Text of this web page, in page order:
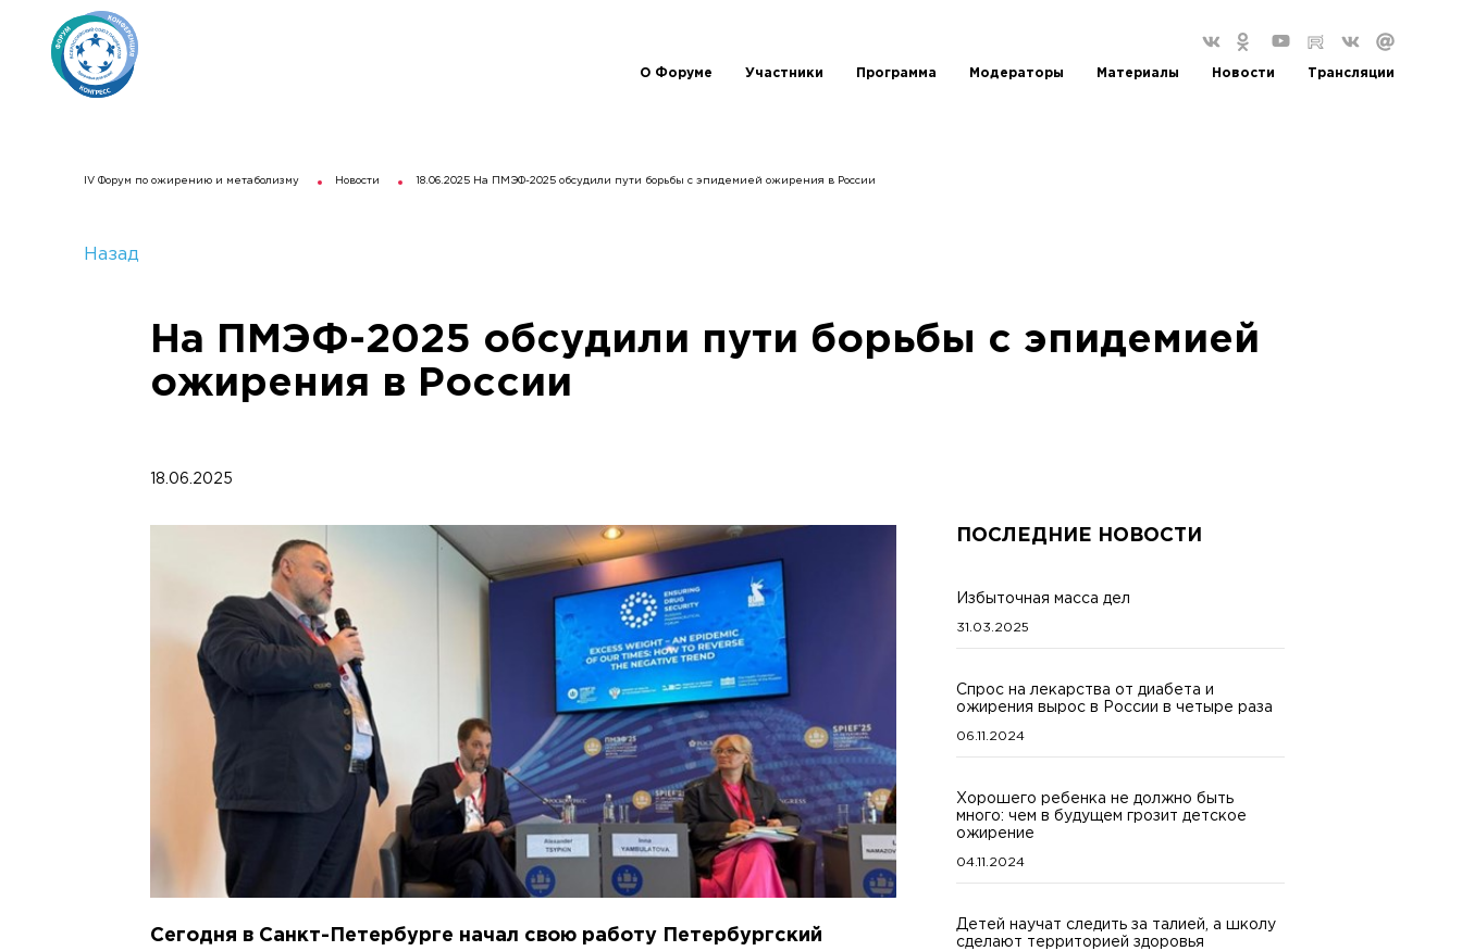
О Форуме Участники Программа Модераторы Материалы Новости Трансляции
IV Форум по ожирению и метаболизму Новости 18.06.2025 На ПМЭФ-2025 обсудили пути борьбы с эпидемией ожирения в России
Назад
На ПМЭФ-2025 обсудили пути борьбы с эпидемией
ожирения в России
18.06.2025
Сегодня в Санкт-Петербурге начал свою работу Петербургский
ПОСЛЕДНИЕ НОВОСТИ
Избыточная масса дел
31.03.2025
Спрос на лекарства от диабета и
ожирения вырос в России в четыре раза
06.11.2024
Хорошего ребенка не должно быть
много: чем в будущем грозит детское
ожирение
04.11.2024
Детей научат следить за талией, а школу
сделают территорией здоровья